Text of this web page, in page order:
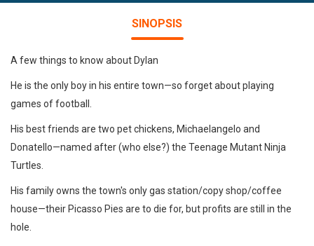
SINOPSIS
A few things to know about Dylan
He is the only boy in his entire town—so forget about playing
games of football.
His best friends are two pet chickens, Michaelangelo and
Donatello—named after (who else?) the Teenage Mutant Ninja
Turtles.
His family owns the town's only gas station/copy shop/coffee
house—their Picasso Pies are to die for, but profits are still in the
hole.